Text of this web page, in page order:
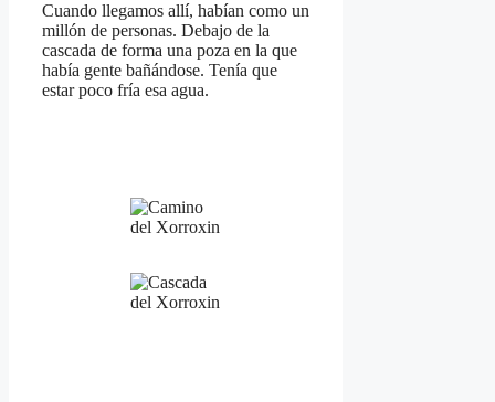
Cuando llegamos allí, habían como un
millón de personas. Debajo de la
cascada de forma una poza en la que
había gente bañándose. Tenía que
estar poco fría esa agua.